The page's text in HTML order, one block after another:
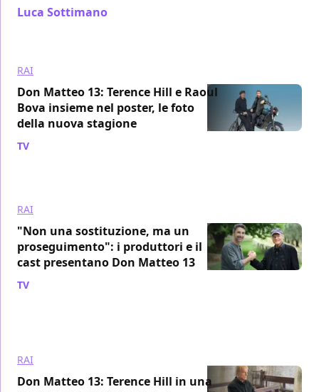
Luca Sottimano
RAI
Don Matteo 13: Terence Hill e Raoul
Bova insieme nel poster, le foto
della nuova stagione
TV
RAI
"Non una sostituzione, ma un
proseguimento": i produttori e il
cast presentano Don Matteo 13
TV
RAI
Don Matteo 13: Terence Hill in una